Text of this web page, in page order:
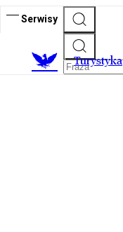
Serwisy
Turystyka